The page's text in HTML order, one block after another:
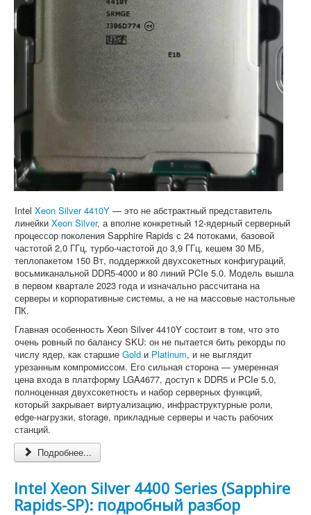
Intel Xeon Silver 4410Y — это не абстрактный представитель
линейки Xeon Silver, а вполне конкретный 12-ядерный серверный
процессор поколения Sapphire Rapids с 24 потоками, базовой
частотой 2,0 ГГц, турбо-частотой до 3,9 ГГц, кешем 30 МБ,
теплопакетом 150 Вт, поддержкой двухсокетных конфигураций,
восьмиканальной DDR5-4000 и 80 линий PCIe 5.0. Модель вышла
в первом квартале 2023 года и изначально рассчитана на
серверы и корпоративные системы, а не на массовые настольные
ПК.
Главная особенность Xeon Silver 4410Y состоит в том, что это
очень ровный по балансу SKU: он не пытается бить рекорды по
числу ядер, как старшие Gold и Platinum, и не выглядит
урезанным компромиссом. Его сильная сторона — умеренная
цена входа в платформу LGA4677, доступ к DDR5 и PCIe 5.0,
полноценная двухсокетность и набор серверных функций,
который закрывает виртуализацию, инфраструктурные роли,
edge-нагрузки, storage, прикладные серверы и часть рабочих
станций.
Подробнее...
Intel Xeon Silver 4400 Series (Sapphire
Rapids-SP): подробный разбор